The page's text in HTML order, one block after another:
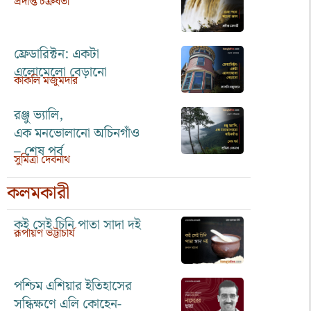
ফ্রেডারিক্টন: একটা
এলোমেলো বেড়ানো
কাকলি মজুমদার
রঞ্জু ভ্যালি,
এক মনভোলানো অচিনগাঁও
– শেষ পর্ব
সুমিত্রা দেবনাথ
কলমকারী
কই সেই চিনি পাতা সাদা দই
রূপায়ণ ভট্টাচার্য
পশ্চিম এশিয়ার ইতিহাসের
সন্ধিক্ষণে এলি কোহেন-